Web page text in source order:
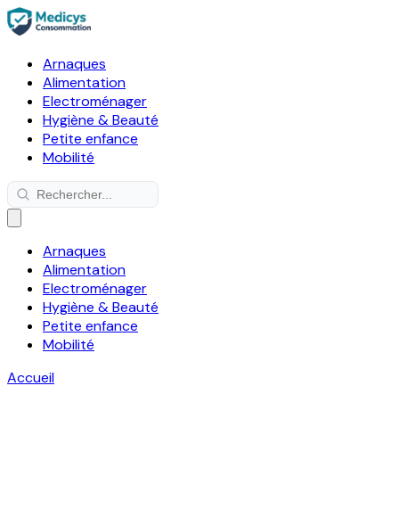
Arnaques
Alimentation
Electroménager
Hygiène & Beauté
Petite enfance
Mobilité
Arnaques
Alimentation
Electroménager
Hygiène & Beauté
Petite enfance
Mobilité
Accueil